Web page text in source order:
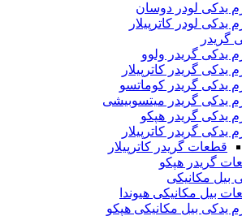
دوسان
کاترپیلار
ولوو
کاترپیلار
کوماتسو
میتسوبیشی
هپکو
کاترپیلار
کاترپیلار
هیوندا
مکانیکی هپکو